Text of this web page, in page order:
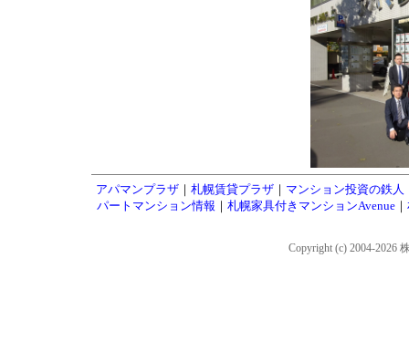
アパマンプラザ ｜ 札幌賃貸プラザ ｜ マンション投資の鉄人
パートマンション情報 ｜ 札幌家具付きマンションAvenue｜
Copyright (c) 2004-2026